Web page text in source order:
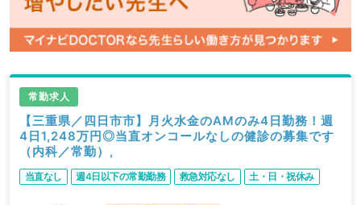
常勤求人
【三重県／四日市市】月火水金のAMのみ4日勤務！週
4日1,248万円◎当直オンコールなしの健診の募集です
（内科／常勤）,
当直なし 週4日以下の常勤勤務 救急対応なし 土・日・祝休み